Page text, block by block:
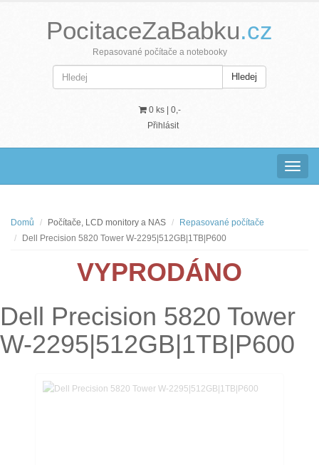
PocitaceZaBabku.cz
Repasované počítače a notebooky
Hledej
0 ks | 0,-
Přihlásit
Domů Počítače, LCD monitory a NAS
Repasované počítače
Dell Precision 5820 Tower W-2295|512GB|1TB|P600
VYPRODÁNO
Dell Precision 5820 Tower
W-2295|512GB|1TB|P600